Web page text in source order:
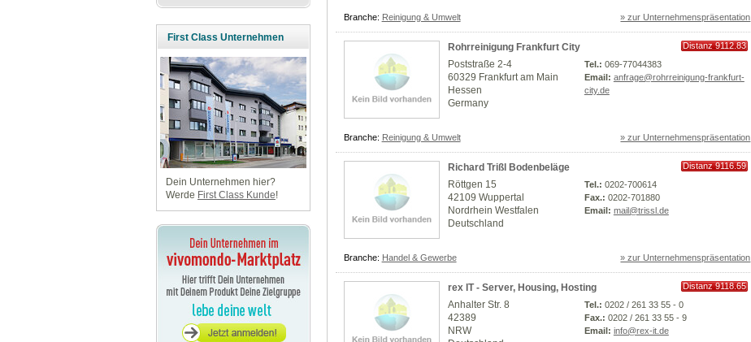
First Class Unternehmen
Dein Unternehmen hier?
Werde First Class Kunde!
Branche: Reinigung & Umwelt » zur Unternehmenspräsentation
Rohrreinigung Frankfurt City
Distanz 9112.83
Poststraße 2-4
60329 Frankfurt am Main
Hessen
Germany
Tel.: 069-77044383
Email: anfrage@rohrreinigung-frankfurt-
city.de
Branche: Reinigung & Umwelt » zur Unternehmenspräsentation
Richard Trißl Bodenbeläge
Distanz 9116.59
Röttgen 15
42109 Wuppertal
Nordrhein Westfalen
Deutschland
Tel.: 0202-700614
Fax.: 0202-701880
Email: mail@trissl.de
Branche: Handel & Gewerbe » zur Unternehmenspräsentation
rex IT - Server, Housing, Hosting
Distanz 9118.65
Anhalter Str. 8
42389
NRW
Tel.: 0202 / 261 33 55 - 0
Fax.: 0202 / 261 33 55 - 9
Email: info@rex-it.de